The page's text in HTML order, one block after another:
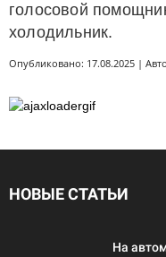
голосовой
холодильник.
Опубликовано: 17.08.2025 |
НОВЫЕ СТАТЬИ
На